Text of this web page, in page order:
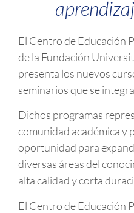
El Centro de Educación
de la Fundación
presenta los nuevos
seminarios que se
Dichos programas
comunidad académica y
oportunidad para
diversas áreas del
alta calidad y corta
El Centro de Educación